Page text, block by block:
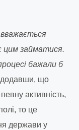
цим займатися.
бажали б
додавши, що
активність,
то це
держави у